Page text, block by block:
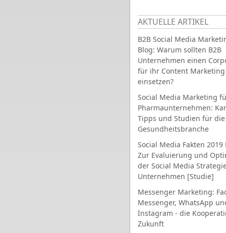
AKTUELLE ARTIKEL
B2B Social Media
Blog: Warum sollten B2B
Unternehmen einen
für ihr Content Marketing
einsetzen?
Social Media Marketing
Pharmaunternehmen:
Tipps und Studien für die
Gesundheitsbranche
Social Media Fakten 2019
Zur Evaluierung und
der Social Media
Unternehmen [Studie]
Messenger Marketing:
Messenger, WhatsApp
Instagram - die
Zukunft